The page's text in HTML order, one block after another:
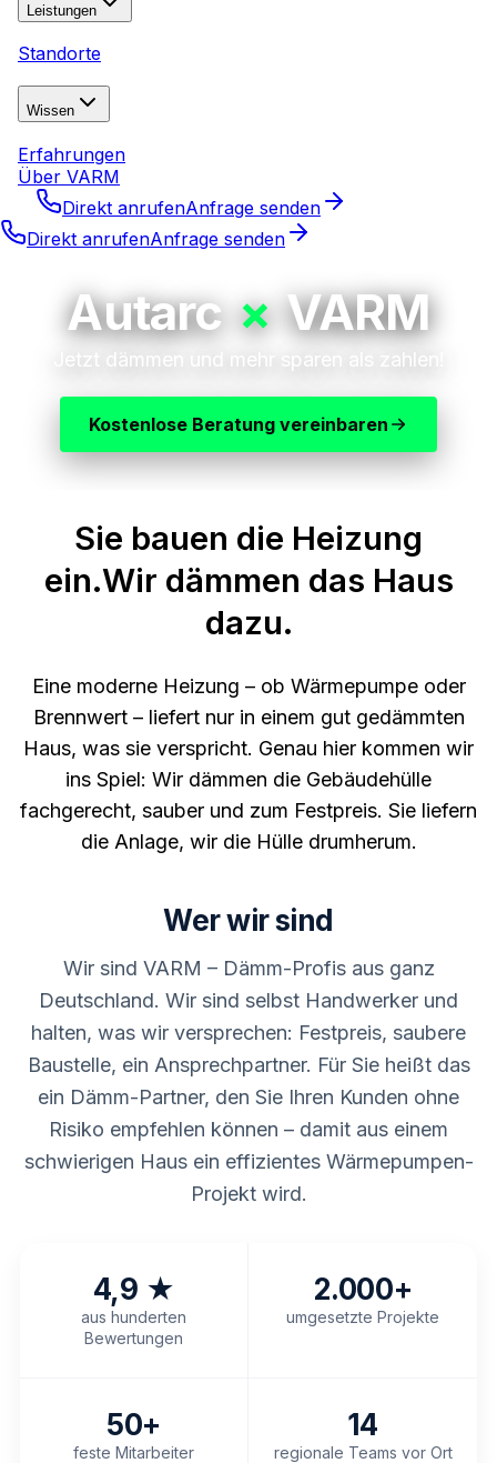
Leistungen
Standorte
Wissen
Erfahrungen
Über VARM
Direkt anrufenAnfrage senden
Direkt anrufenAnfrage senden
Autarc× VARM
Jetzt dämmen und mehr sparen als zahlen!
Kostenlose Beratung vereinbaren
Sie bauen die Heizung
ein.Wir dämmen das Haus
dazu.
Eine moderne Heizung – ob Wärmepumpe oder
Brennwert – liefert nur in einem gut gedämmten
Haus, was sie verspricht. Genau hier kommen wir
ins Spiel: Wir dämmen die Gebäudehülle
fachgerecht, sauber und zum Festpreis. Sie liefern
die Anlage, wir die Hülle drumherum.
Wer wir sind
Wir sind VARM – Dämm-Profis aus ganz
Deutschland. Wir sind selbst Handwerker und
halten, was wir versprechen: Festpreis, saubere
Baustelle, ein Ansprechpartner. Für Sie heißt das
ein Dämm-Partner, den Sie Ihren Kunden ohne
Risiko empfehlen können – damit aus einem
schwierigen Haus ein effizientes Wärmepumpen-
Projekt wird.
4,9 ★
aus hunderten
Bewertungen
2.000+
umgesetzte Projekte
50+
feste Mitarbeiter
14
regionale Teams vor Ort